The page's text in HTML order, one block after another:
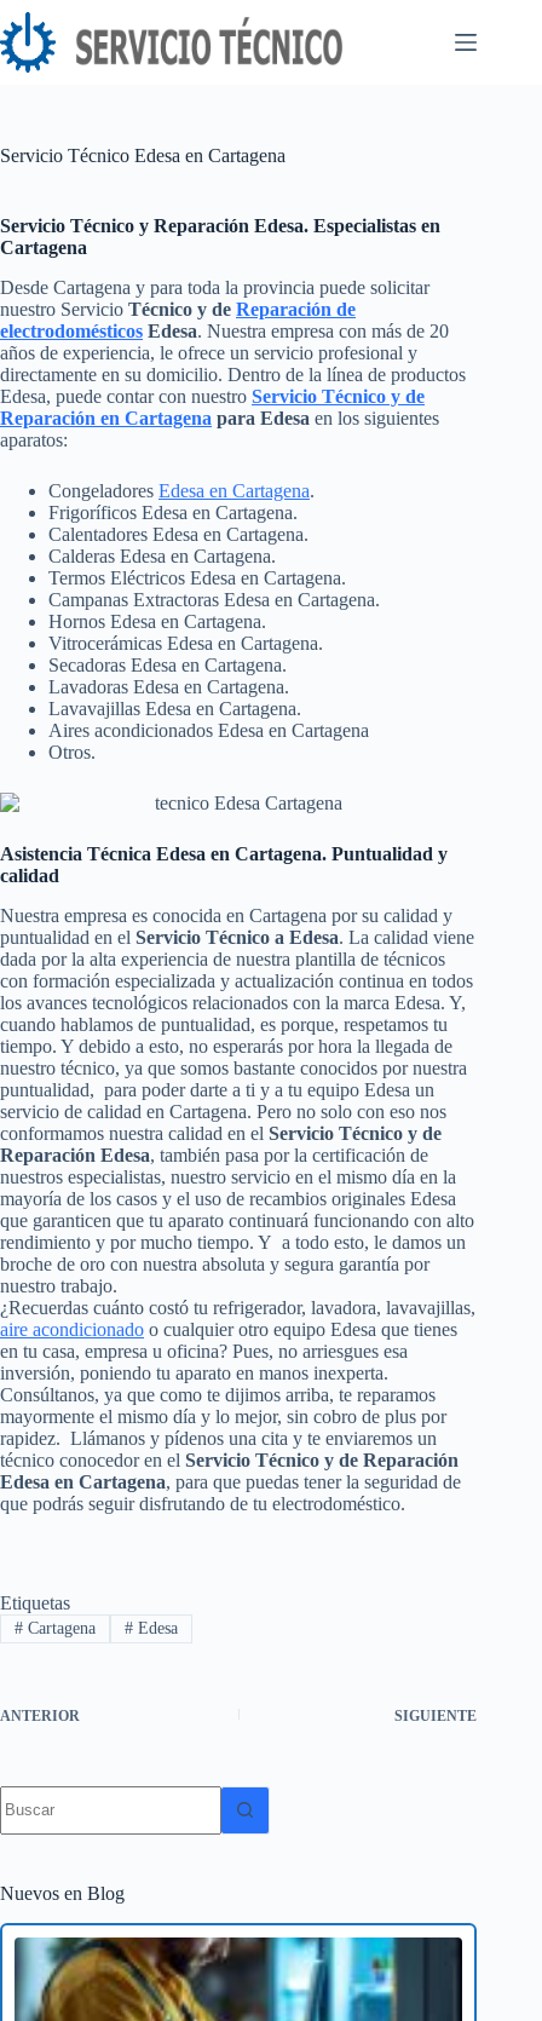
Saltar
al
contenido
Servicio Técnico Edesa en Cartagena
Servicio Técnico y Reparación Edesa. Especialistas en
Cartagena
Desde Cartagena y para toda la provincia puede solicitar
nuestro Servicio Técnico y de Reparación de
electrodomésticos Edesa. Nuestra empresa con más de 20
años de experiencia, le ofrece un servicio profesional y
directamente en su domicilio. Dentro de la línea de productos
Edesa, puede contar con nuestro Servicio Técnico y de
Reparación en Cartagena para Edesa en los siguientes
aparatos:
Congeladores Edesa en Cartagena.
Frigoríficos Edesa en Cartagena.
Calentadores Edesa en Cartagena.
Calderas Edesa en Cartagena.
Termos Eléctricos Edesa en Cartagena.
Campanas Extractoras Edesa en Cartagena.
Hornos Edesa en Cartagena.
Vitrocerámicas Edesa en Cartagena.
Secadoras Edesa en Cartagena.
Lavadoras Edesa en Cartagena.
Lavavajillas Edesa en Cartagena.
Aires acondicionados Edesa en Cartagena
Otros.
Asistencia Técnica Edesa en Cartagena. Puntualidad y
calidad
Nuestra empresa es conocida en Cartagena por su calidad y
puntualidad en el Servicio Técnico a Edesa. La calidad viene
dada por la alta experiencia de nuestra plantilla de técnicos
con formación especializada y actualización continua en todos
los avances tecnológicos relacionados con la marca Edesa. Y,
cuando hablamos de puntualidad, es porque, respetamos tu
tiempo. Y debido a esto, no esperarás por hora la llegada de
nuestro técnico, ya que somos bastante conocidos por nuestra
puntualidad, para poder darte a ti y a tu equipo Edesa un
servicio de calidad en Cartagena. Pero no solo con eso nos
conformamos nuestra calidad en el Servicio Técnico y de
Reparación Edesa, también pasa por la certificación de
nuestros especialistas, nuestro servicio en el mismo día en la
mayoría de los casos y el uso de recambios originales Edesa
que garanticen que tu aparato continuará funcionando con alto
rendimiento y por mucho tiempo. Y a todo esto, le damos un
broche de oro con nuestra absoluta y segura garantía por
nuestro trabajo.
¿Recuerdas cuánto costó tu refrigerador, lavadora, lavavajillas,
aire acondicionado o cualquier otro equipo Edesa que tienes
en tu casa, empresa u oficina? Pues, no arriesgues esa
inversión, poniendo tu aparato en manos inexperta.
Consúltanos, ya que como te dijimos arriba, te reparamos
mayormente el mismo día y lo mejor, sin cobro de plus por
rapidez. Llámanos y pídenos una cita y te enviaremos un
técnico conocedor en el Servicio Técnico y de Reparación
Edesa en Cartagena, para que puedas tener la seguridad de
que podrás seguir disfrutando de tu electrodoméstico.
Etiquetas
#Cartagena #Edesa
ANTERIOR SIGUIENTE
resultados
Nuevos en Blog